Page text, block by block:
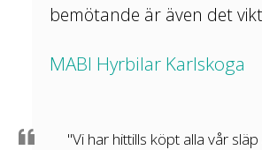
bemötande är även det
MABI Hyrbilar Karlskoga
"Vi har hittills köpt alla vår släp